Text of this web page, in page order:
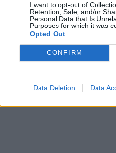
I want to opt-out of
Retention, Sale, and/or
Personal Data that Is
Purposes for which it was
Opted Out
CONFIRM
Data Deletion Data